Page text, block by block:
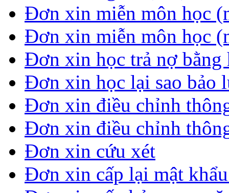
Đơn xin miễn môn học
Đơn xin miễn môn học
Đơn xin học trả nợ
Đơn xin học lại sao bảo
Đơn xin điều chỉnh
Đơn xin điều chỉnh
Đơn xin cứu xét
Đơn xin cấp lại mật